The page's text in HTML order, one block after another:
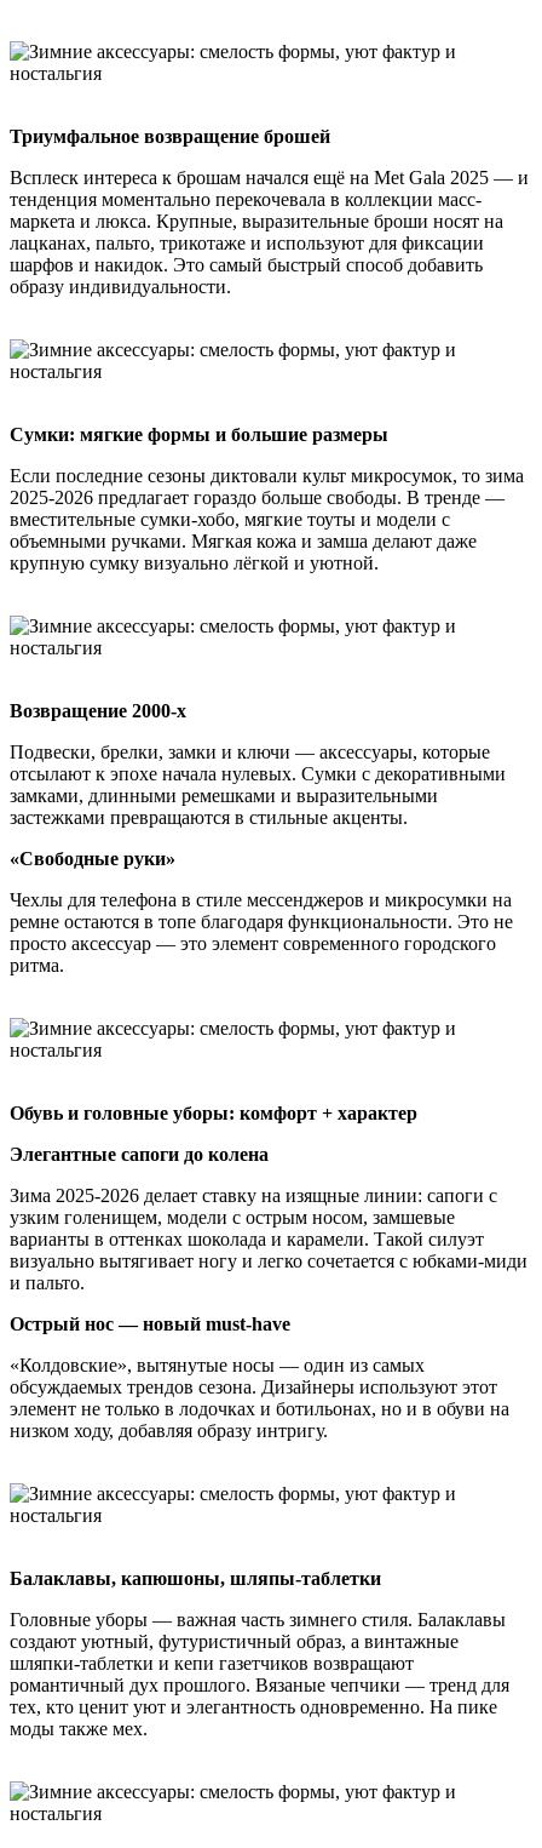
Триумфальное возвращение брошей
Всплеск интереса к брошам начался ещё на Met Gala 2025 — и
тенденция моментально перекочевала в коллекции масс-
маркета и люкса. Крупные, выразительные броши носят на
лацканах, пальто, трикотаже и используют для фиксации
шарфов и накидок. Это самый быстрый способ добавить
образу индивидуальности.
Сумки: мягкие формы и большие размеры
Если последние сезоны диктовали культ микросумок, то зима
2025-2026 предлагает гораздо больше свободы. В тренде —
вместительные сумки-хобо, мягкие тоуты и модели с
объемными ручками. Мягкая кожа и замша делают даже
крупную сумку визуально лёгкой и уютной.
Возвращение 2000-х
Подвески, брелки, замки и ключи — аксессуары, которые
отсылают к эпохе начала нулевых. Сумки с декоративными
замками, длинными ремешками и выразительными
застежками превращаются в стильные акценты.
«Свободные руки»
Чехлы для телефона в стиле мессенджеров и микросумки на
ремне остаются в топе благодаря функциональности. Это не
просто аксессуар — это элемент современного городского
ритма.
Обувь и головные уборы: комфорт + характер
Элегантные сапоги до колена
Зима 2025-2026 делает ставку на изящные линии: сапоги с
узким голенищем, модели с острым носом, замшевые
варианты в оттенках шоколада и карамели. Такой силуэт
визуально вытягивает ногу и легко сочетается с юбками-миди
и пальто.
Острый нос — новый must-have
«Колдовские», вытянутые носы — один из самых
обсуждаемых трендов сезона. Дизайнеры используют этот
элемент не только в лодочках и ботильонах, но и в обуви на
низком ходу, добавляя образу интригу.
Балаклавы, капюшоны, шляпы-таблетки
Головные уборы — важная часть зимнего стиля. Балаклавы
создают уютный, футуристичный образ, а винтажные
шляпки-таблетки и кепи газетчиков возвращают
романтичный дух прошлого. Вязаные чепчики — тренд для
тех, кто ценит уют и элегантность одновременно. На пике
моды также мех.